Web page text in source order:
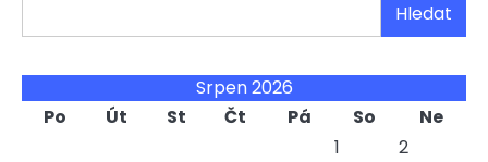
Hledat
Srpen 2026
Po
Út St Čt Pá So
Ne
1
2